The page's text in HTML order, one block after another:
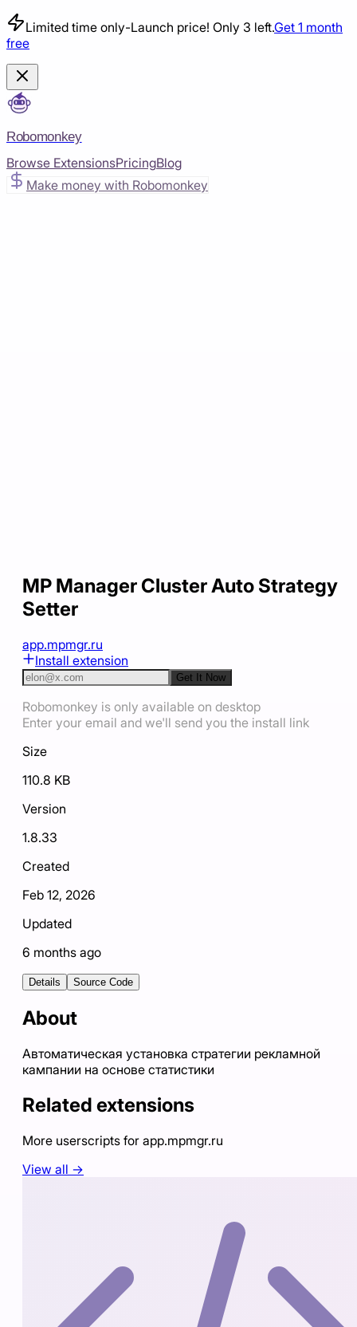
Limited time only-Launch price! Only 3 left.Get 1 month
free
Robomonkey
Browse ExtensionsPricingBlog
Make money with Robomonkey
MP Manager Cluster Auto Strategy
Setter
app.mpmgr.ru
Install extension
Get It Now
Robomonkey is only available on desktop
Enter your email and we'll send you the install link
Size
110.8 KB
Version
1.8.33
Created
Feb 12, 2026
Updated
6 months ago
Details Source Code
About
Автоматическая установка стратегии рекламной
кампании на основе статистики
Related extensions
More userscripts for app.mpmgr.ru
View all →